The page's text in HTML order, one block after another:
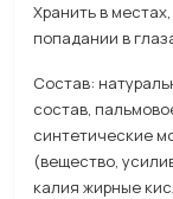
Хранить в
попадании в
Состав:
состав,
синтетические
(вещество,
калия жирные